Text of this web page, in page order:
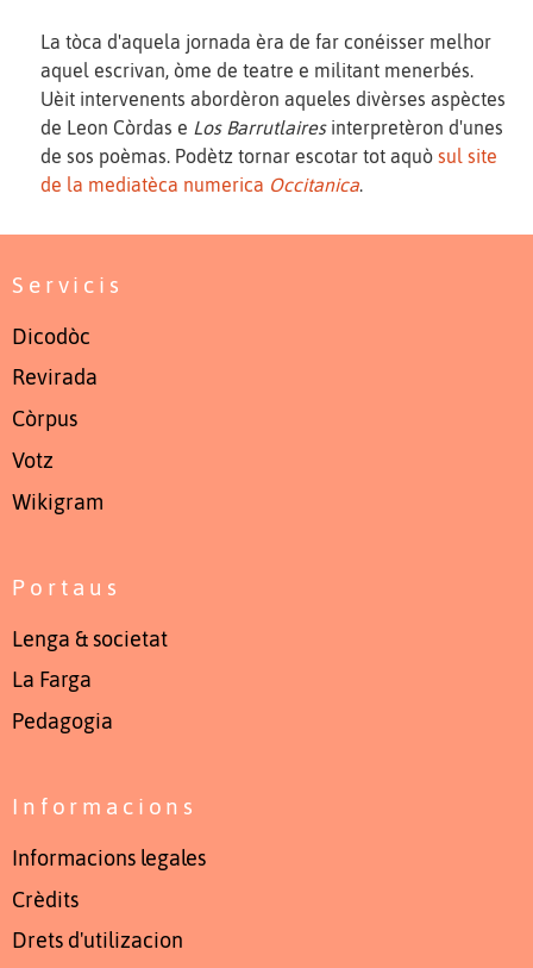
La tòca d'aquela jornada èra de far conéisser melhor
aquel escrivan, òme de teatre e militant menerbés.
Uèit intervenents abordèron aqueles divèrses aspèctes
de Leon Còrdas e Los Barrutlairesinterpretèron d'unes
de sos poèmas. Podètz tornar escotar tot aquò sul site
de la mediatèca numerica Occitanica
Servicis
Dicodòc
Revirada
Còrpus
Votz
Wikigram
Portaus
Lenga & societat
La Farga
Pedagogia
Informacions
Informacions legales
Crèdits
Drets d'utilizacion